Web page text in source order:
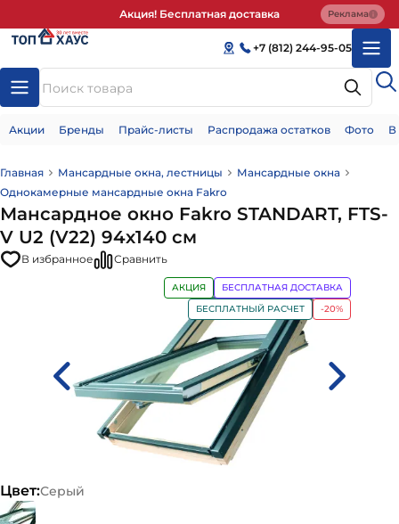
Акция! Бесплатная доставка Реклама
+7 (812) 244-95-05
Акции Бренды Прайс-листы Распродажа остатков Фото
Главная Мансардные окна, лестницы
Мансардные окна
Однокамерные мансардные окна Fakro
Мансардное окно Fakro STANDART, FTS-
V U2 (V22) 94х140 см
В избранное Сравнить
АКЦИЯ
БЕСПЛАТНАЯ ДОСТАВКА
БЕСПЛАТНЫЙ РАСЧЕТ
-20%
Цвет:Серый